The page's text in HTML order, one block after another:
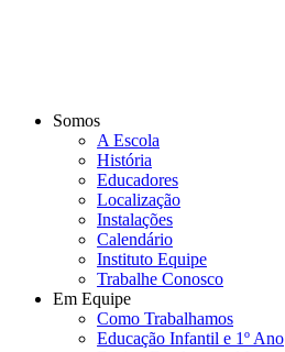
Somos
A Escola
História
Educadores
Localização
Instalações
Calendário
Instituto Equipe
Trabalhe Conosco
Em Equipe
Como Trabalhamos
Educação Infantil e 1º Ano